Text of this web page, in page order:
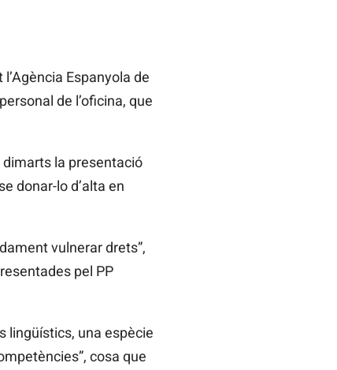
Espanyola de
de l’oficina, que
dimarts la presentació
donar-lo d’alta en
vulnerar drets”,
pel PP
lingüístics, una espècie
cosa que